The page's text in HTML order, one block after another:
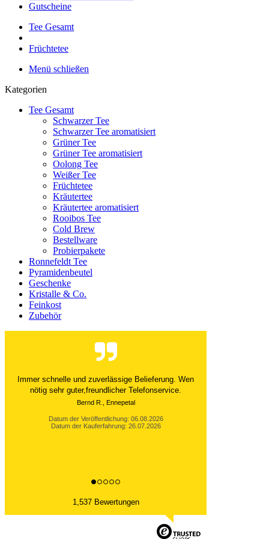
Gutscheine
Tee Gesamt
Früchtetee
Menü schließen
Kategorien
Tee Gesamt
Schwarzer Tee
Schwarzer Tee aromatisiert
Grüner Tee
Grüner Tee aromatisiert
Oolong Tee
Weißer Tee
Früchtetee
Kräutertee
Kräutertee aromatisiert
Rooibos Tee
Cold Brew
Bestellware
Probierpakete
Ronnefeldt Tee
Pyramidenbeutel
Geschenke
Kristalle & Co.
Feinkost
Zubehör
Der Versand ist immer innerhalb von 24 Stunden
abgewickelt. Grossartig. Ich liebe die 1kg
Alubeutel.
Datum der Veröffentlichung: 06.08.2026
Datum der Kauferfahrung: 27.07.2026
1,537 Bewertungen